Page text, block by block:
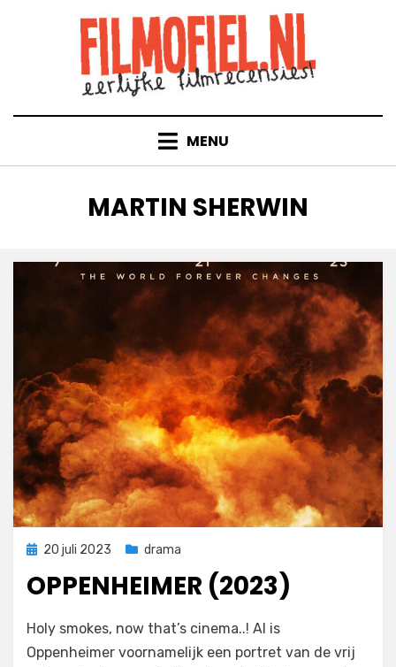
MENU
TAG
:
MARTIN SHERWIN
Geplaatst
20 juli 2023 drama
OPPENHEIMER (2023)
door Filmofiel.nl
Holy smokes, now that’s cinema..! Al is
Oppenheimer voornamelijk een portret van de vrij